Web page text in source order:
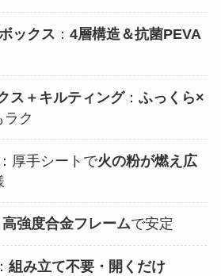
ックス ：4層構造＆抗菌PEVA
ス＋キルティング：ふっくら×
ラク
：厚手シートで火の粉が燃え広
高強度合金フレームで安定
：組み立て不要・開くだけ